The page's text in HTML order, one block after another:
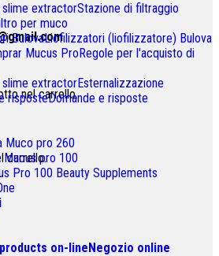
nel carrello.
carrello.
Stazione di filtraggio
per muco
Liofilizzatori (liofilizzatore) Bulova
Regole per l'acquisto di
Esternalizzazione
Domande e risposte
Muco pro 260
Mucus pro 100
Pro 100 Beauty Supplements
Negozio online